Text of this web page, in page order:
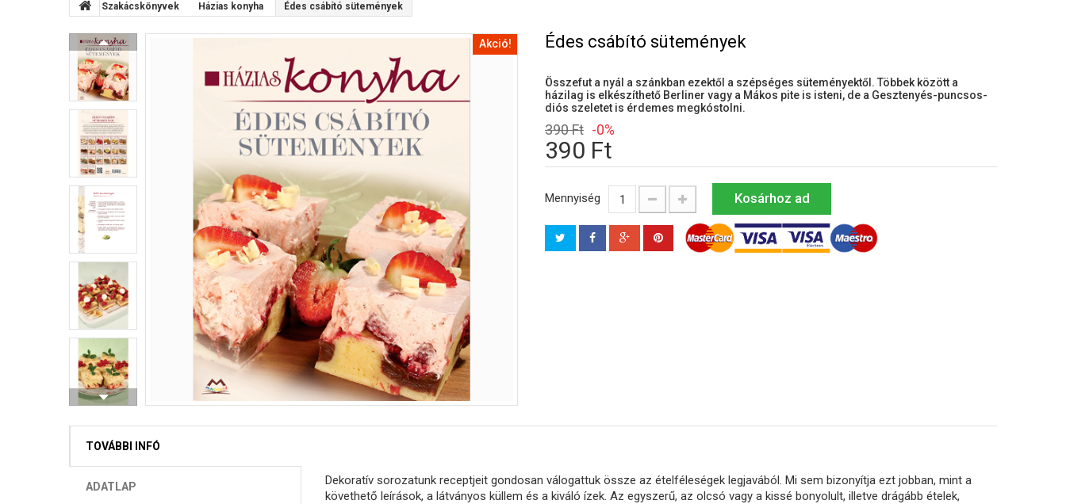
Szakácskönyvek Házias konyha Édes csábító sütemények
Akció! Édes csábító sütemények
Összefut a nyál a szánkban ezektől a szépséges süteményektől. Többek között a
házilag is elkészíthető Berliner vagy a Mákos pite is isteni, de a Gesztenyés-puncsos-
diós szeletet is érdemes megkóstolni.
390 Ft -0%
390 Ft
Mennyiség Kosárhoz ad
TOVÁBBI INFÓ
ADATLAP
Dekoratív sorozatunk receptjeit gondosan válogattuk össze az ételféleségek legjavából. Mi sem bizonyítja ezt jobban, mint a
követhető leírások, a látványos küllem és a kiváló ízek. Az egyszerű, az olcsó vagy a kissé bonyolult, illetve drágább ételek,